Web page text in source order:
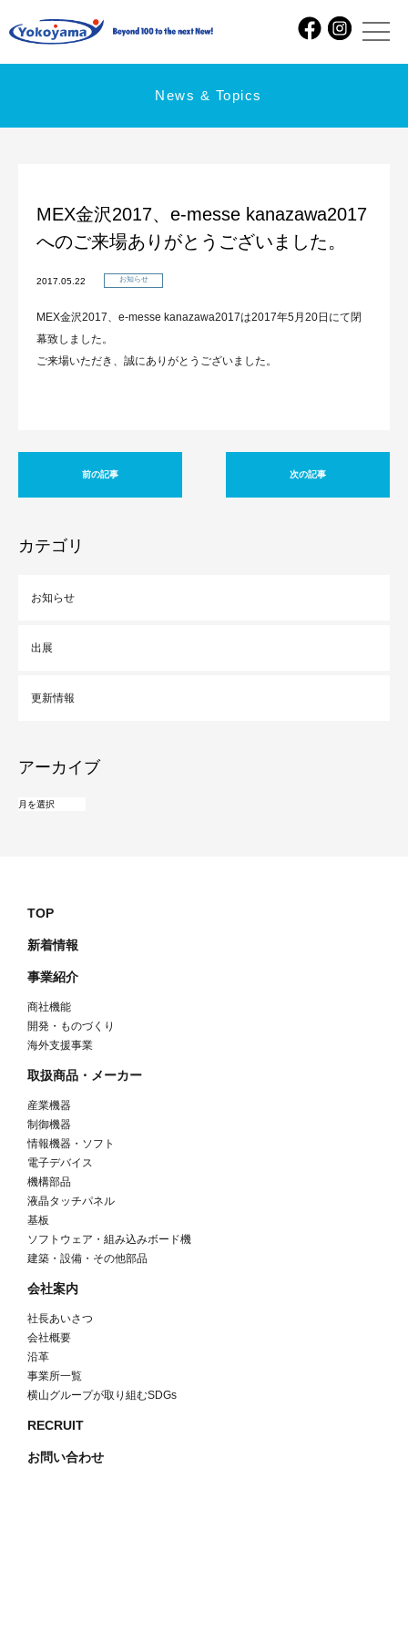
News & Topics
MEX金沢2017、e-messe kanazawa2017
へのご来場ありがとうございました。
2017.05.22 お知らせ
MEX金沢2017、e-messe kanazawa2017は2017年5月20日にて閉
幕致しました。
ご来場いただき、誠にありがとうございました。
前の記事 次の記事
カテゴリ
お知らせ
出展
更新情報
アーカイブ
TOP
新着情報
事業紹介
商社機能
開発・ものづくり
海外支援事業
取扱商品・メーカー
産業機器
制御機器
情報機器・ソフト
電子デバイス
機構部品
液晶タッチパネル
基板
ソフトウェア・組み込みボード機
建築・設備・その他部品
会社案内
社長あいさつ
会社概要
沿革
事業所一覧
横山グループが取り組むSDGs
RECRUIT
お問い合わせ